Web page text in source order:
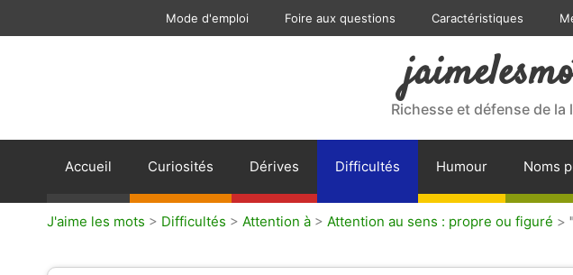
Mode d'emploi Foire aux questions Caractéristiques
Richesse et défense de
Accueil Curiosités Dérives Difficultés Humour Noms
J'aime les mots > Difficultés > Attention à > Attention au sens : propre ou figuré >